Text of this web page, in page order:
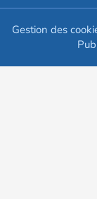
Gestion des